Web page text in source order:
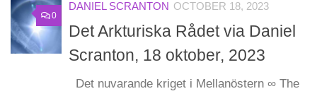
0
DANIEL SCRANTON OCTOBER 18, 2023
Det Arkturiska Rådet via Daniel
Scranton, 18 oktober, 2023
Det nuvarande kriget i Mellanöstern ∞ The